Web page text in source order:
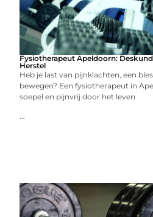
Fysiotherapeut Apeldoorn:
Herstel
Heb je last van pijnklachten, een
bewegen? Een fysiotherapeut in
soepel en pijnvrij door het leven
...